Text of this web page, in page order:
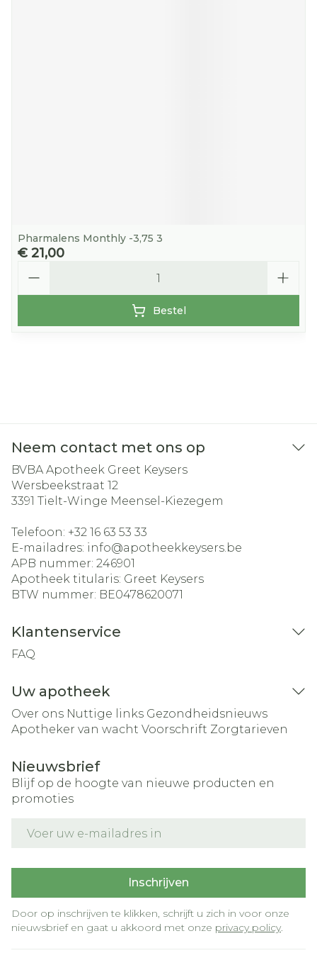
Pharmalens Monthly -3,75 3
€ 21,00
Bestel
Neem contact met ons op
BVBA Apotheek Greet Keysers
Wersbeekstraat 12
3391 Tielt-Winge Meensel-Kiezegem
Telefoon: +32 16 63 53 33
E-mailadres: info@apotheekkeysers.be
APB nummer: 246901
Apotheek titularis: Greet Keysers
BTW nummer: BE0478620071
Klantenservice
FAQ
Uw apotheek
Over ons Nuttige links Gezondheidsnieuws
Apotheker van wacht Voorschrift Zorgtarieven
Nieuwsbrief
Blijf op de hoogte van nieuwe producten en
promoties
Inschrijven
Door op inschrijven te klikken, schrijft u zich in voor onze
nieuwsbrief en gaat u akkoord met onze privacy policy.